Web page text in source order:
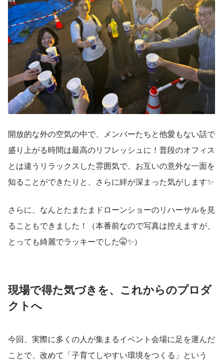
開放的な外の空気の中で、メンバーたちと他愛もない話で
盛り上がる時間は最高のリフレッシュに！普段のオフィス
とは違うリラックスした雰囲気で、お互いの意外な一面を
知ることができたりと、さらに絆が深まった気がします✨
さらに、なんとたまたまドローンショーのリハーサルを見
ることもできました！（本番前なので写真は控えますが、
とっても綺麗でラッキーでした🤫✨）
現場で得た気づきを、これからのプロダ
クトへ
今回、実際に多くの人が集まるイベント会場に足を運んだ
ことで、改めて「子育てしやすい環境をつくる」という